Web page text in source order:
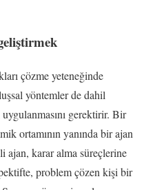
çözme yeteneğinde
yöntemler de dahil
gerektirir. Bir
ortamının yanında bir ajan
ajan, karar alma süreçlerine
problem çözen kişi bir